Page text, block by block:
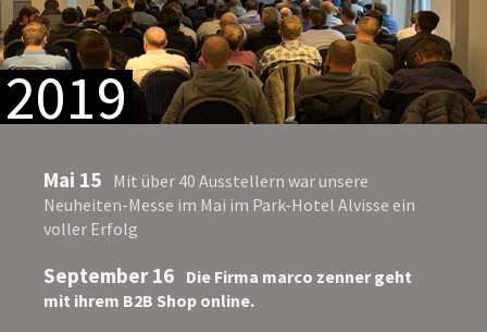
2019
Mai 15 Mit über 40 Ausstellern war unsere
Neuheiten-Messe im Mai im Park-Hotel Alvisse ein
voller Erfolg
September 16 Die Firma marco zenner geht
mit ihrem B2B Shop online.